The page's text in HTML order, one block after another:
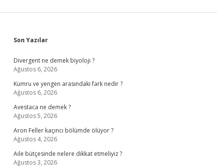
Sidebar
Son Yazılar
Divergent ne demek biyoloji ?
Ağustos 6, 2026
Kumru ve yengen arasındaki fark nedir ?
Ağustos 6, 2026
Avestaca ne demek ?
Ağustos 5, 2026
Aron Feller kaçıncı bölümde ölüyor ?
Ağustos 4, 2026
Aile bütçesinde nelere dikkat etmeliyiz ?
Ağustos 3, 2026